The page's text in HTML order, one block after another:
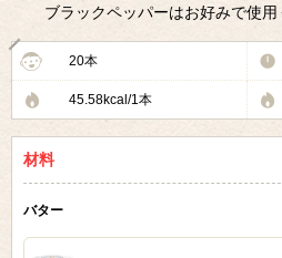
ブラックペッパーはお好みで使用
20本
45.58kcal/1本
材料
バター